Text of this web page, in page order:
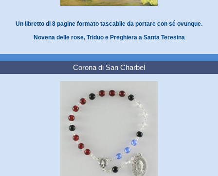
Un libretto di 8 pagine formato tascabile da portare con sé ovunque.
Novena delle rose, Triduo e Preghiera a Santa Teresina
Corona di San Charbel